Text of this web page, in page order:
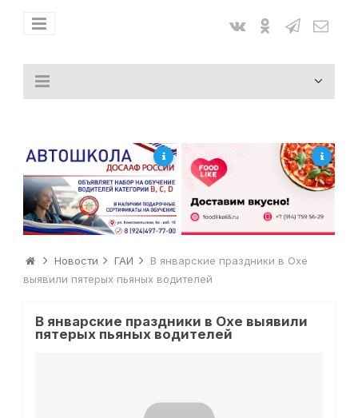
Новости ГАИ
В январские праздники в Охе
выявили пятерых пьяных водителей
В январские праздники в Охе выявили
пятерых пьяных водителей